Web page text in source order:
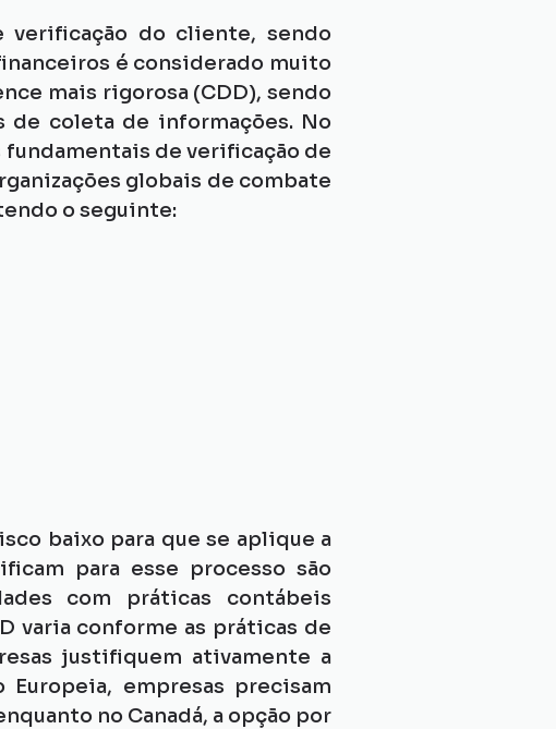
do cliente, sendo
é considerado muito
mais rigorosa (CDD), sendo
de coleta de informações. No
de verificação de
globais de combate
o seguinte:
baixo para que se aplique a
para esse processo são
com práticas contábeis
varia conforme as práticas de
justifiquem ativamente a
empresas precisam
no Canadá, a opção por